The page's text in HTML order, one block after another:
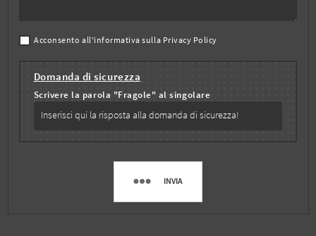
Acconsento all'informativa sulla Privacy Policy
Domanda di sicurezza
Scrivere la parola "Fragole" al singolare
INVIA